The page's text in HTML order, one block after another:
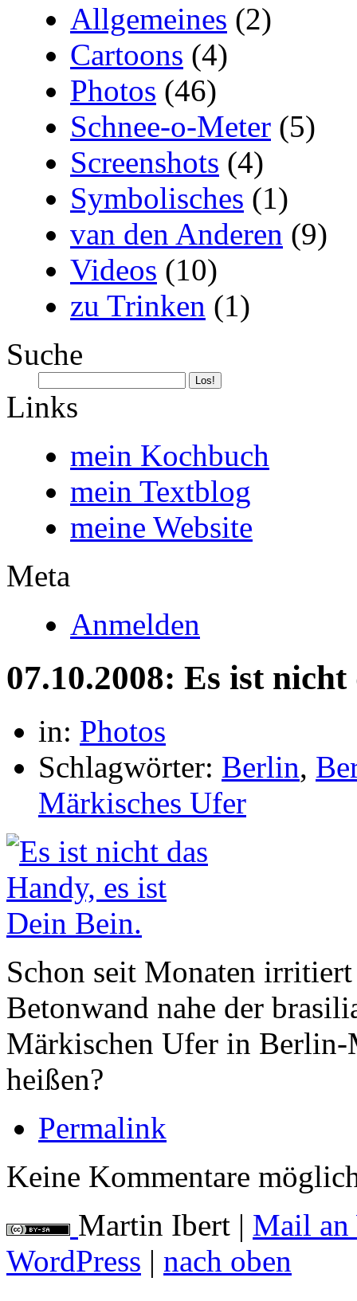
Allgemeines (2)
Cartoons (4)
Photos (46)
Schnee-o-Meter (5)
Screenshots (4)
Symbolisches (1)
van den Anderen (9)
Videos (10)
zu Trinken (1)
Suche
Links
mein Kochbuch
mein Textblog
meine Website
Meta
Anmelden
07.10.2008: Es ist
in: Photos
Schlagwörter: Berlin,
Märkisches Ufer
Schon seit Monaten
Betonwand nahe der
Märkischen Ufer in Berlin-
heißen?
Permalink
Keine Kommentare
Martin Ibert | Mail an
WordPress | nach oben